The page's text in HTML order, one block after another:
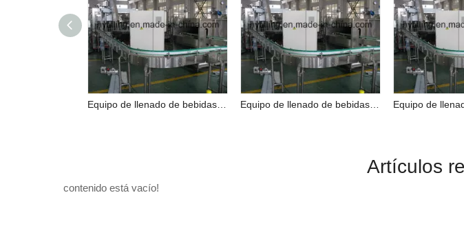
Artículos
contenido está vacío!